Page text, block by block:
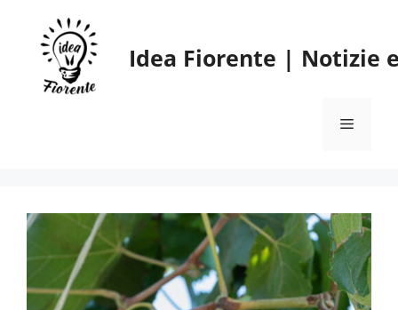
contenuto
Idea Fiorente | Notizie
Menu